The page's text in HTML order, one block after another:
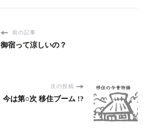
前の記事
御宿って涼しいの？
次の投稿
今は第○次 移住ブーム !?